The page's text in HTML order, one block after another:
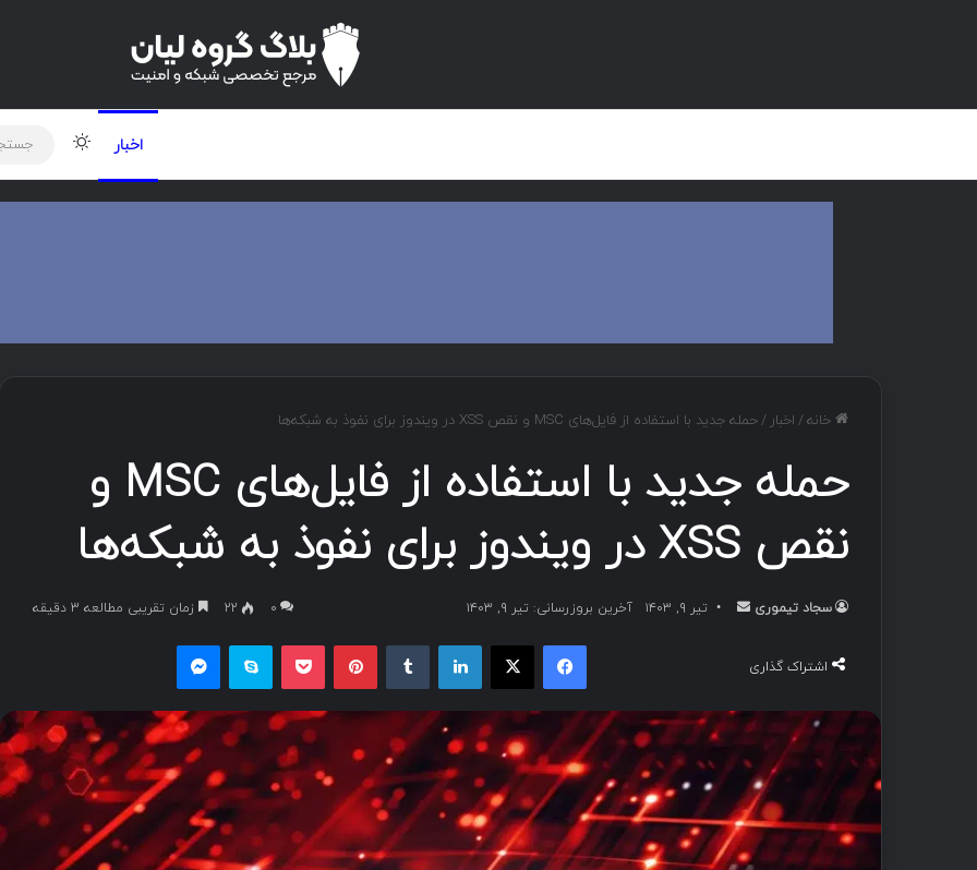
اخبار تغییر
خانه/ اخبار /حمله جدید با استفاده از فایل‌های MSC و نقص XSS در ویندوز برای نفوذ به شبکه‌ها
حمله جدید با استفاده از فایل‌های MSC و
نقص XSS در ویندوز برای نفوذ به شبکه‌ها
سجاد تیموری
ل
ی
م
تیر ۹, ۱۴۰۳ آخرین بروزرسانی: تیر ۹, ۱۴۰۳ ۰ 22 زمان تقریبی مطالعه 3 دقیقه
اشتراک گذاری
فیسبوک ایکس لینکداین پینتریست پاکت اسکایپ